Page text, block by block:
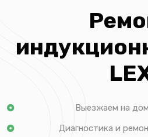
Выезжаем на
Диагностика и